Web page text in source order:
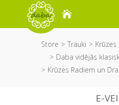
Store Trauki Krūzes
Daba vidējās
Krūzes Radiem un
E-